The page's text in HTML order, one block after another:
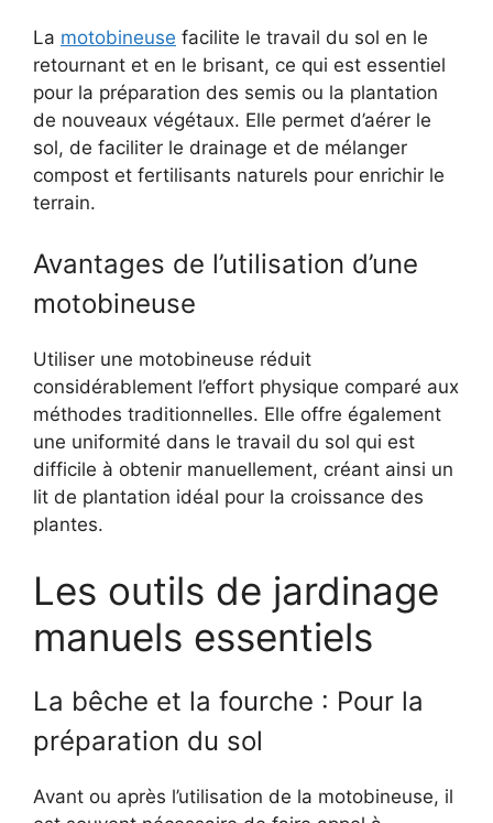
La motobineuse facilite le travail du sol en le
retournant et en le brisant, ce qui est essentiel
pour la préparation des semis ou la plantation
de nouveaux végétaux. Elle permet d’aérer le
sol, de faciliter le drainage et de mélanger
compost et fertilisants naturels pour enrichir le
terrain.
Avantages de l’utilisation d’une
motobineuse
Utiliser une motobineuse réduit
considérablement l’effort physique comparé aux
méthodes traditionnelles. Elle offre également
une uniformité dans le travail du sol qui est
difficile à obtenir manuellement, créant ainsi un
lit de plantation idéal pour la croissance des
plantes.
Les outils de jardinage
manuels essentiels
La bêche et la fourche : Pour la
préparation du sol
Avant ou après l’utilisation de la motobineuse, il